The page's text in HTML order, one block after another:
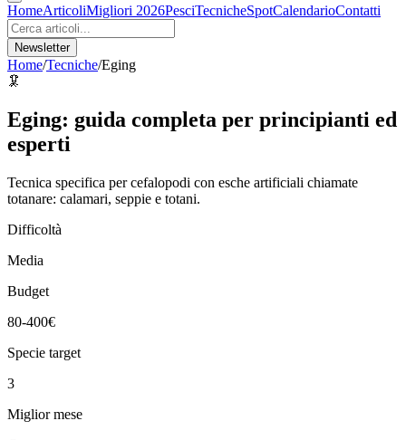
HomeArticoliMigliori 2026PesciTecnicheSpotCalendarioContatti
Newsletter
Home/Tecniche/Eging
🦑
Eging: guida completa per principianti ed
esperti
Tecnica specifica per cefalopodi con esche artificiali chiamate
totanare: calamari, seppie e totani.
Difficoltà
Media
Budget
80-400€
Specie target
3
Miglior mese